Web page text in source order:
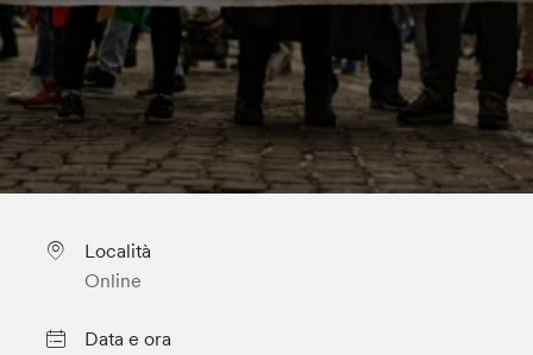
Località
Online
Data e ora